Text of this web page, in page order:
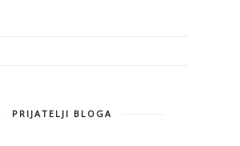
PRIJATELJI BLOGA